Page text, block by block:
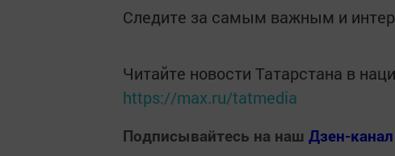
Следите за самым важным и
Читайте новости Татарстана в
https://max.ru/tatmedia
Подписывайтесь на наш Дзен-канал